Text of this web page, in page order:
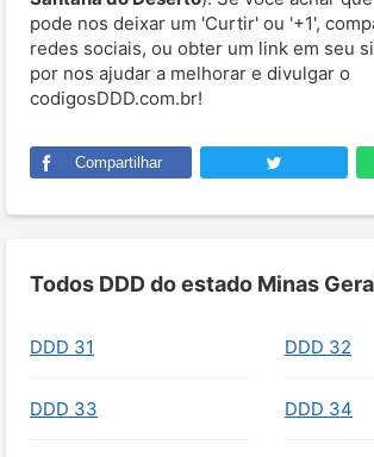
pode nos deixar um 'Curtir' ou '+1',
redes sociais, ou obter um link em seu
por nos ajudar a melhorar e divulgar o
codigosDDD.com.br!
Compartilhar
Todos DDD do estado Minas
DDD 31 DDD 32
DDD 33 DDD 34